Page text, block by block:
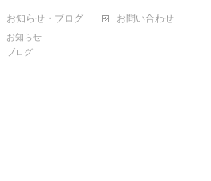
お知らせ・ブログ
お知らせ
ブログ
お問い合わせ